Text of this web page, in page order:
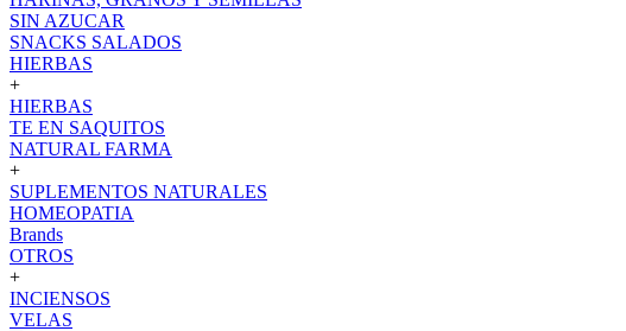
SIN AZUCAR
SNACKS SALADOS
HIERBAS
+
HIERBAS
TE EN SAQUITOS
NATURAL FARMA
+
SUPLEMENTOS NATURALES
HOMEOPATIA
Brands
OTROS
+
INCIENSOS
VELAS